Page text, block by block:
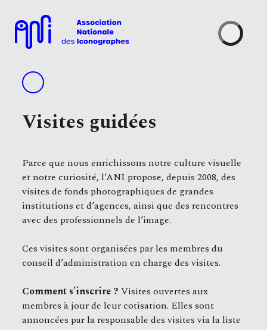
Visites guidées
Parce que nous enrichissons notre culture visuelle
et notre curiosité, l’ANI propose, depuis 2008, des
visites de fonds photographiques de grandes
institutions et d’agences, ainsi que des rencontres
avec des professionnels de l’image.
Ces visites sont organisées par les membres du
conseil d’administration en charge des visites.
Comment s’inscrire ?Visites ouvertes aux
membres à jour de leur cotisation. Elles sont
annoncées par la responsable des visites via la liste